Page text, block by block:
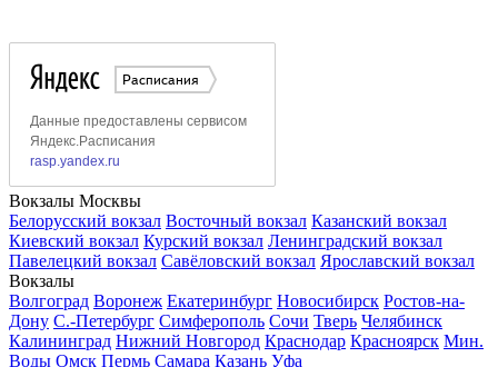
Вокзалы Москвы
Белорусский вокзал Восточный вокзал Казанский вокзал
Киевский вокзал Курский вокзал Ленинградский вокзал
Павелецкий вокзал Савёловский вокзал Ярославский вокзал
Вокзалы
Волгоград Воронеж Екатеринбург Новосибирск Ростов-на-
Дону С.-Петербург Симферополь Сочи Тверь Челябинск
Калининград Нижний Новгород Краснодар Красноярск Мин.
Воды Омск Пермь Самара Казань Уфа